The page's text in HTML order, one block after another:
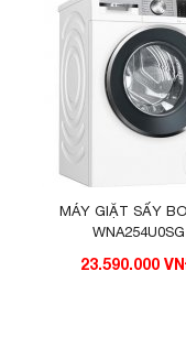
MÁY GIẶT SẤY
WNA254U0SG
23.590.000